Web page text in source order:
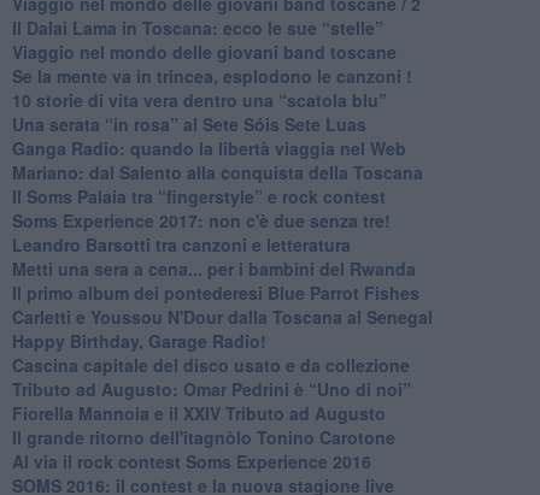
Il Dalai Lama in Toscana: ecco le sue “stelle”
Viaggio nel mondo delle giovani band toscane
Se la mente va in trincea, esplodono le canzoni !
​10 storie di vita vera dentro una “scatola blu”
​Una serata “in rosa” al Sete Sóis Sete Luas
Ganga Radio: quando la libertà viaggia nel Web
Mariano: dal Salento alla conquista della Toscana
​Il Soms Palaia tra “fingerstyle” e rock contest
Soms Experience 2017: non c'è due senza tre!
​Leandro Barsotti tra canzoni e letteratura
​Metti una sera a cena... per i bambini del Rwanda
​Il primo album dei pontederesi Blue Parrot Fishes
Carletti e Youssou N'Dour dalla Toscana al Senegal
Happy Birthday, Garage Radio!
​Cascina capitale del disco usato e da collezione
Tributo ad Augusto: Omar Pedrini è “Uno di noi”
​Fiorella Mannoia e il XXIV Tributo ad Augusto
Il grande ritorno dell'itagnòlo Tonino Carotone
​Al via il rock contest Soms Experience 2016
​SOMS 2016: il contest e la nuova stagione live